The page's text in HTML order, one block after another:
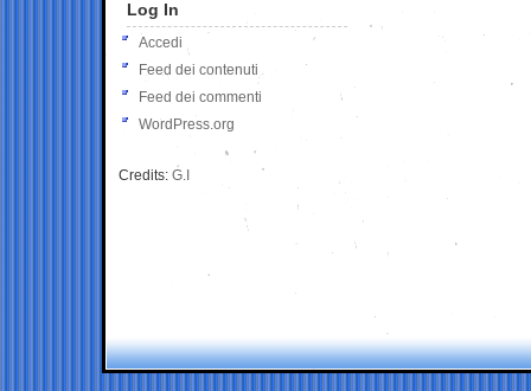
Log In
Accedi
Feed dei contenuti
Feed dei commenti
WordPress.org
Credits: G.I